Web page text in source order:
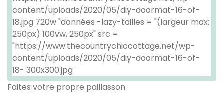
Faites votre propre paillasson